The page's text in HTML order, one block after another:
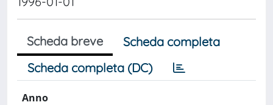
Scheda breve
Scheda completa
Scheda completa (DC)
Anno